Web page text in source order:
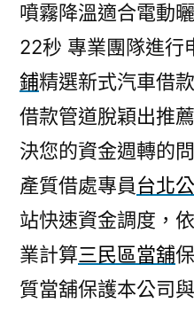
噴霧降溫適合電動
22秒 專業團隊進行
鋪精選新式汽車借
借款管道脫穎出推薦
決您的資金週轉的
產質借處專員台北
站快速資金調度，
業計算三民區當舖
質當舖保護本公司